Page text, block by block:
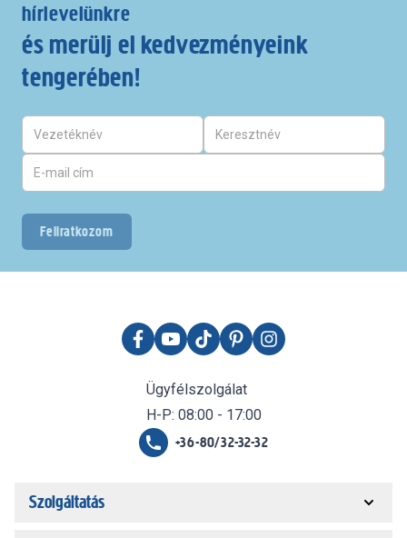
hírlevelünkre
és merülj el kedvezményeink
tengerében!
Feliratkozom
Ügyfélszolgálat
H-P: 08:00 - 17:00
+36-80/32-32-32
Szolgáltatás